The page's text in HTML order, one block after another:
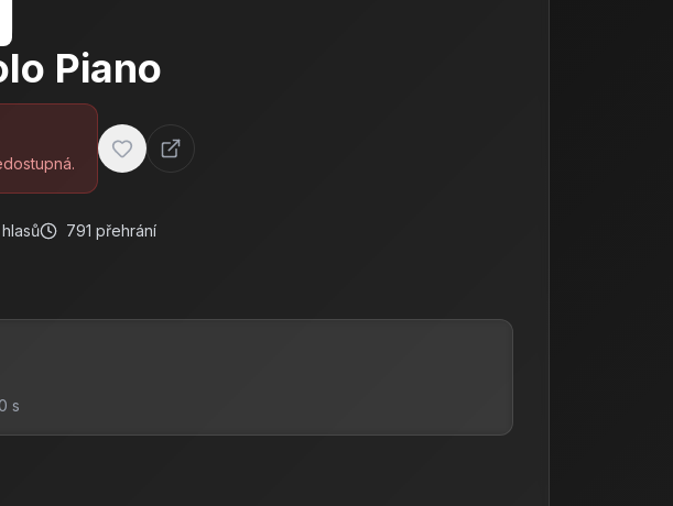
Piano
hlasů 791 přehrání
s